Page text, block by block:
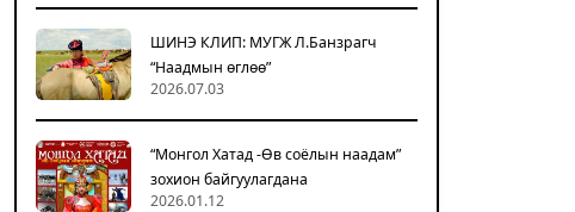
ШИНЭ КЛИП: МУГЖ Л.Банзрагч
“Наадмын өглөө”
2026.07.03
“Монгол Хатад -Өв соёлын наадам”
зохион байгуулагдана
2026.01.12